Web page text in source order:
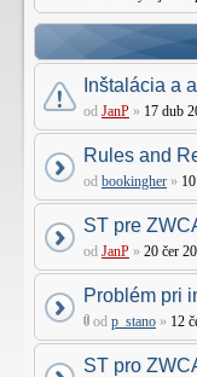
Inštalácia a
od JanP » 17 dub
Rules and
od bookingher »
ST pre
od JanP » 20 čer
Problém pri
od p_stano » 12
ST pro